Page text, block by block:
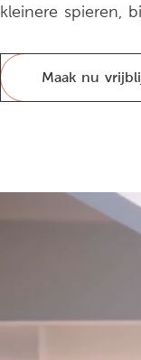
kleinere spieren,
Maak nu